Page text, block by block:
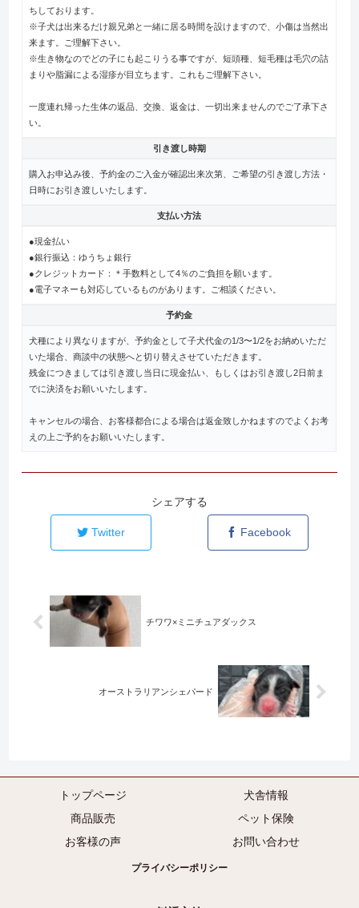
ちしております。
※子犬は出来るだけ親兄弟と一緒に居る時間を設けますので、小傷は当然出
来ます。ご理解下さい。
※生き物なのでどの子にも起こりうる事ですが、短頭種、短毛種は毛穴の詰
まりや脂漏による湿疹が目立ちます。これもご理解下さい。
一度連れ帰った生体の返品、交換、返金は、一切出来ませんのでご了承下さ
い。
引き渡し時期
購入お申込み後、予約金のご入金が確認出来次第、ご希望の引き渡し方法・
日時にお引き渡しいたします。
支払い方法
●現金払い
●銀行振込：ゆうちょ銀行
●クレジットカード：＊手数料として4％のご負担を願います。
●電子マネーも対応しているものがあります。ご相談ください。
予約金
犬種により異なりますが、予約金として子犬代金の1/3〜1/2をお納めいただ
いた場合、商談中の状態へと切り替えさせていただきます。
残金につきましては引き渡し当日に現金払い、もしくはお引き渡し2日前ま
でに決済をお願いいたします。
キャンセルの場合、お客様都合による場合は返金致しかねますのでよくお考
えの上ご予約をお願いいたします。
シェアする
Twitter Facebook
チワワ×ミニチュアダックス
オーストラリアンシェパード
トップページ
犬舎情報
商品販売
ペット保険
お客様の声
お問い合わせ
プライバシーポリシー